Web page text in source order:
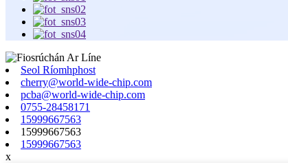
Seol Ríomhphost
cherry@world-wide-chip.com
pcba@world-wide-chip.com
0755-28458171
15999667563
15999667563
15999667563
x